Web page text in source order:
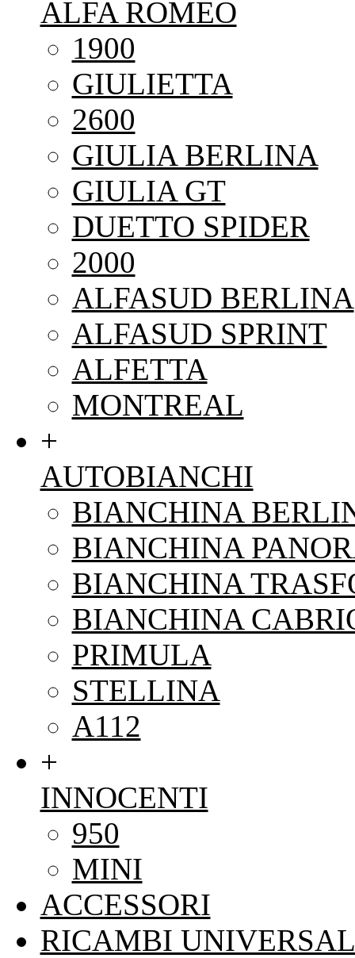
ALFA ROMEO
1900
GIULIETTA
2600
GIULIA BERLINA
GIULIA GT
DUETTO SPIDER
2000
ALFASUD BERLINA
ALFASUD SPRINT
ALFETTA
MONTREAL
+
AUTOBIANCHI
BIANCHINA
BIANCHINA
BIANCHINA
BIANCHINA
PRIMULA
STELLINA
A112
+
INNOCENTI
950
MINI
ACCESSORI
RICAMBI